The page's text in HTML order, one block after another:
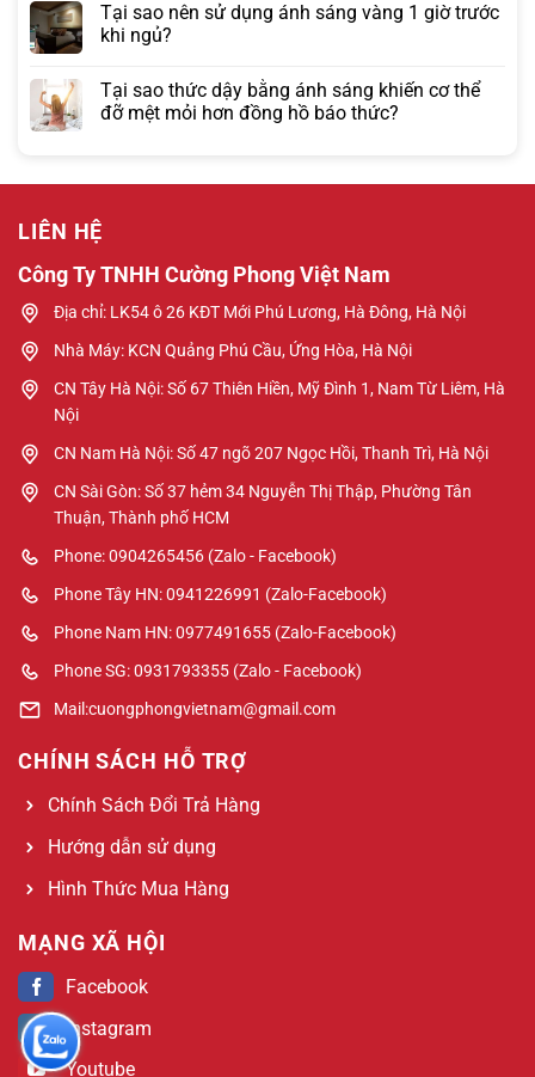
Tại sao nên sử dụng ánh sáng vàng 1 giờ trước
khi ngủ?
Tại sao thức dậy bằng ánh sáng khiến cơ thể
đỡ mệt mỏi hơn đồng hồ báo thức?
LIÊN HỆ
Công Ty TNHH Cường Phong Việt Nam
Địa chỉ: LK54 ô 26 KĐT Mới Phú Lương, Hà Đông, Hà Nội
Nhà Máy: KCN Quảng Phú Cầu, Ứng Hòa, Hà Nội
CN Tây Hà Nội: Số 67 Thiên Hiền, Mỹ Đình 1, Nam Từ Liêm, Hà
Nội
CN Nam Hà Nội: Số 47 ngõ 207 Ngọc Hồi, Thanh Trì, Hà Nội
CN Sài Gòn: Số 37 hẻm 34 Nguyễn Thị Thập, Phường Tân
Thuận, Thành phố HCM
Phone: 0904265456 (Zalo - Facebook)
Phone Tây HN: 0941226991 (Zalo-Facebook)
Phone Nam HN: 0977491655 (Zalo-Facebook)
Phone SG: 0931793355 (Zalo - Facebook)
Mail:cuongphongvietnam@gmail.com
CHÍNH SÁCH HỖ TRỢ
Chính Sách Đổi Trả Hàng
Hướng dẫn sử dụng
Hình Thức Mua Hàng
MẠNG XÃ HỘI
Facebook
Instagram
Youtube